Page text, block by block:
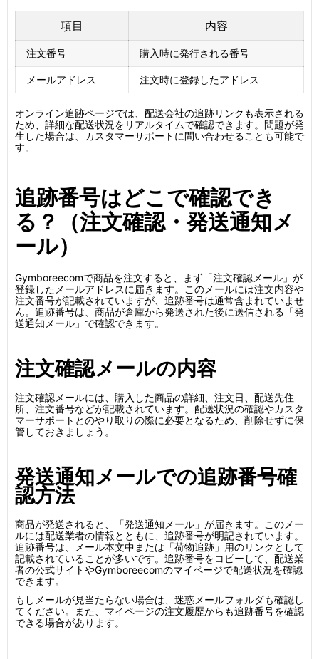
項目 内容
注文番号 購入時に発行される番号
メールアドレス 注文時に登録したアドレス
オンライン追跡ページでは、配送会社の追跡リンクも表示される
ため、詳細な配送状況をリアルタイムで確認できます。問題が発
生した場合は、カスタマーサポートに問い合わせることも可能で
す。
追跡番号はどこで確認でき
る？（注文確認・発送通知メ
ール）
Gymboreecomで商品を注文すると、まず「注文確認メール」が
登録したメールアドレスに届きます。このメールには注文内容や
注文番号が記載されていますが、追跡番号は通常含まれていませ
ん。追跡番号は、商品が倉庫から発送された後に送信される「発
送通知メール」で確認できます。
注文確認メールの内容
注文確認メールには、購入した商品の詳細、注文日、配送先住
所、注文番号などが記載されています。配送状況の確認やカスタ
マーサポートとのやり取りの際に必要となるため、削除せずに保
管しておきましょう。
発送通知メールでの追跡番号確
認方法
商品が発送されると、「発送通知メール」が届きます。このメー
ルには配送業者の情報とともに、追跡番号が明記されています。
追跡番号は、メール本文中または「荷物追跡」用のリンクとして
記載されていることが多いです。追跡番号をコピーして、配送業
者の公式サイトやGymboreecomのマイページで配送状況を確認
できます。
もしメールが見当たらない場合は、迷惑メールフォルダも確認し
てください。また、マイページの注文履歴からも追跡番号を確認
できる場合があります。